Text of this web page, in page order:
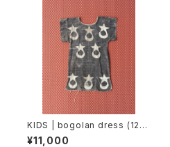
KIDS | bogolan dress (120
cm)
¥11,000